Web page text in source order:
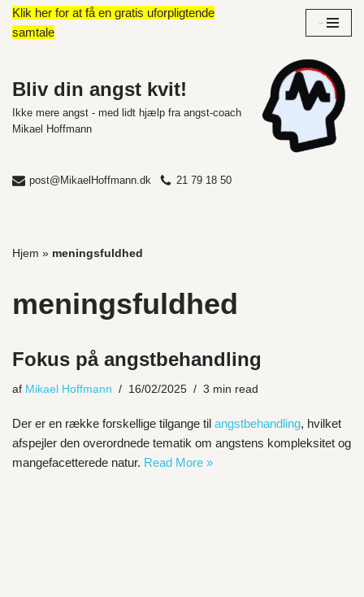
Spring
indhold
Klik her for at få en gratis uforpligtende
samtale
Bliv din angst kvit!
Ikke mere angst - med lidt hjælp fra angst-coach
Mikael Hoffmann
post@MikaelHoffmann.dk 21 79 18 50
Hjem » meningsfuldhed
meningsfuldhed
Fokus på angstbehandling
af Mikael Hoffmann 16/02/2025 3 min read
Der er en række forskellige tilgange til angstbehandling, hvilket
afspejler den overordnede tematik om angstens kompleksitet og
mangefacetterede natur. Read More »